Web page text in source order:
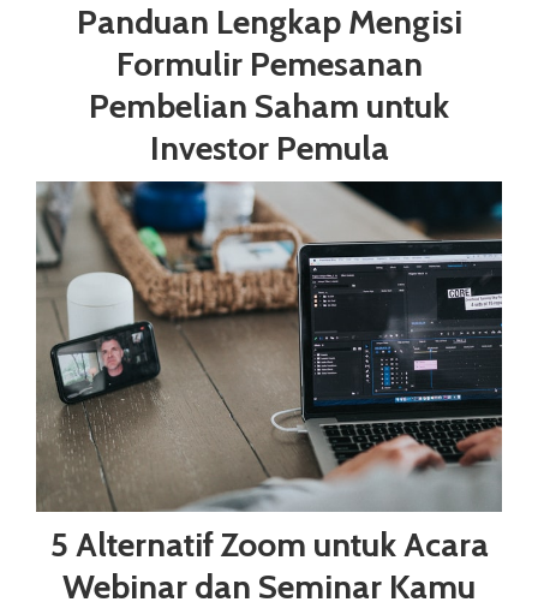
Panduan Lengkap Mengisi
Formulir Pemesanan
Pembelian Saham untuk
Investor Pemula
5 Alternatif Zoom untuk Acara
Webinar dan Seminar Kamu